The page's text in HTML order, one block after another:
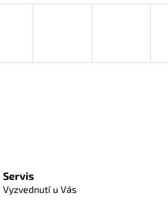
Servis
Vyzvednutí u Vás